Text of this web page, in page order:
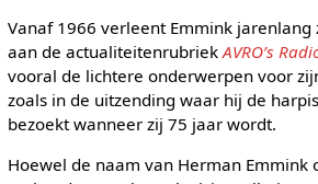
Vanaf 1966 verleent Emmink
aan de actualiteitenrubriek AVRO’s
vooral de lichtere onderwerpen voor
zoals in de uitzending waar hij de
bezoekt wanneer zij 75 jaar wordt.
Hoewel de naam van Herman Emmink